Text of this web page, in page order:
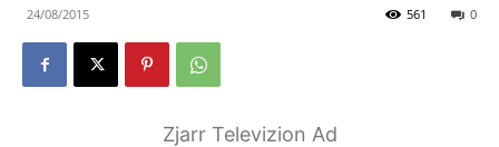
24/08/2015 0
561
Zjarr Televizion Ad